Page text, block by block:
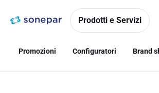
navigazionealla
Prodotti e Servizi
Promozioni Configuratori Brand